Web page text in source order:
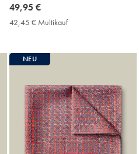
now
49,95
49,95 €
42,45 € Multikauf42,45
Price
NEU